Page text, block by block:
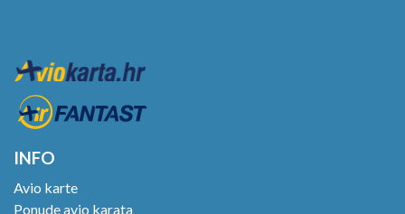
INFO
Avio karte
Ponude avio karata